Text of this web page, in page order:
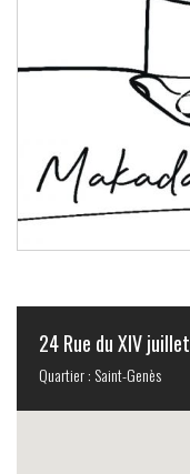
24 Rue du XIV juillet
Quartier : Saint-Genès